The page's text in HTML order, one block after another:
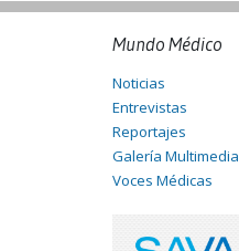
Mundo Médico
Noticias
Entrevistas
Reportajes
Galería Multimedia
Voces Médicas